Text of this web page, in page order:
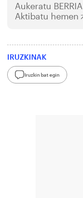
Aukeratu BERRIA
Aktibatu hemen
IRUZKINAK
Iruzkin bat egin